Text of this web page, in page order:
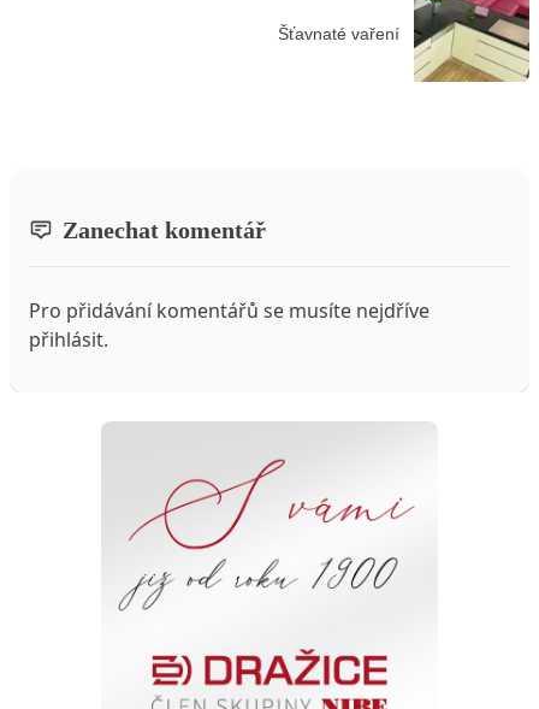
Šťavnaté vaření
Zanechat komentář
Pro přidávání komentářů se musíte nejdříve
přihlásit.